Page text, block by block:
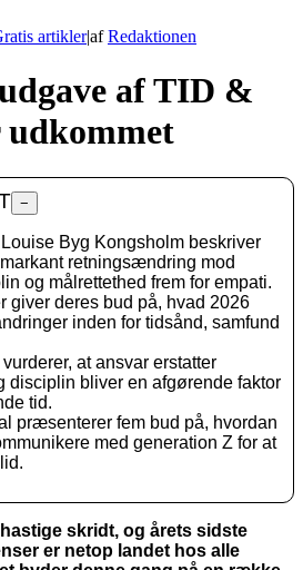
artikler|afRedaktionen
af TID &
udkommet
−
Byg Kongsholm beskriver
retningsændring mod
og målrettethed frem for empati.
giver deres bud på, hvad 2026
inden for tidsånd, samfund
at ansvar erstatter
disciplin bliver en afgørende faktor
tid.
præsenterer fem bud på, hvordan
med generation Z for at
skridt, og årets sidste
er netop landet hos alle